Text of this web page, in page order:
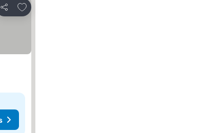
Compartir
Añadir a favoritos